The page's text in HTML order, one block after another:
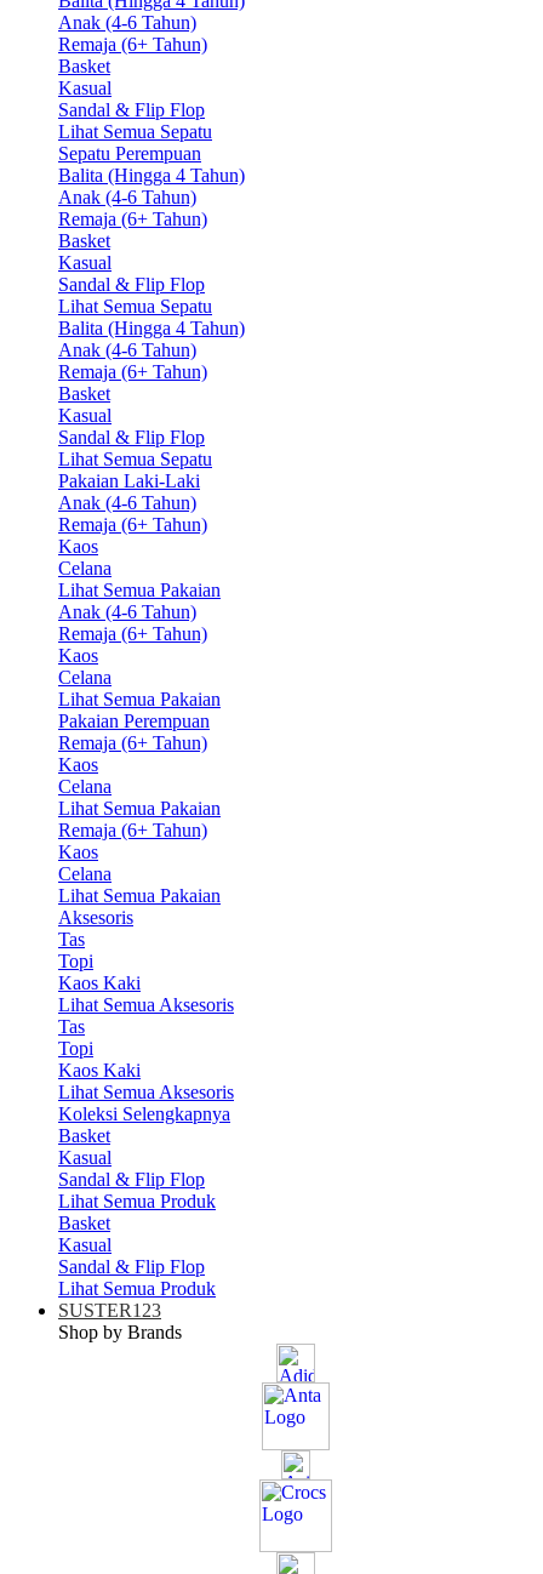
Anak (4-6 Tahun)
Remaja (6+ Tahun)
Basket
Kasual
Sandal & Flip Flop
Lihat Semua Sepatu
Sepatu Perempuan
Balita (Hingga 4 Tahun)
Anak (4-6 Tahun)
Remaja (6+ Tahun)
Basket
Kasual
Sandal & Flip Flop
Lihat Semua Sepatu
Balita (Hingga 4 Tahun)
Anak (4-6 Tahun)
Remaja (6+ Tahun)
Basket
Kasual
Sandal & Flip Flop
Lihat Semua Sepatu
Pakaian Laki-Laki
Anak (4-6 Tahun)
Remaja (6+ Tahun)
Kaos
Celana
Lihat Semua Pakaian
Anak (4-6 Tahun)
Remaja (6+ Tahun)
Kaos
Celana
Lihat Semua Pakaian
Pakaian Perempuan
Remaja (6+ Tahun)
Kaos
Celana
Lihat Semua Pakaian
Remaja (6+ Tahun)
Kaos
Celana
Lihat Semua Pakaian
Aksesoris
Tas
Topi
Kaos Kaki
Lihat Semua Aksesoris
Tas
Topi
Kaos Kaki
Lihat Semua Aksesoris
Koleksi Selengkapnya
Basket
Kasual
Sandal & Flip Flop
Lihat Semua Produk
Basket
Kasual
Sandal & Flip Flop
Lihat Semua Produk
SUSTER123
Shop by Brands